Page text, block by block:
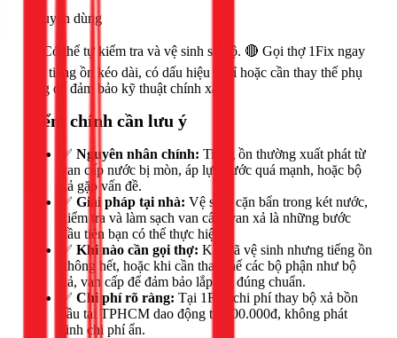
Khuyên dùng
🟢 Có thể tự kiểm tra và vệ sinh sơ bộ. 🔴 Gọi thợ 1Fix ngay
nếu tiếng ồn kéo dài, có dấu hiệu rò rỉ hoặc cần thay thế phụ
tùng để đảm bảo kỹ thuật chính xác.
Điểm chính cần lưu ý
✅ Nguyên nhân chính: Tiếng ồn thường xuất phát từ
van cấp nước bị mòn, áp lực nước quá mạnh, hoặc bộ
xả gặp vấn đề.
✅ Giải pháp tại nhà: Vệ sinh cặn bẩn trong két nước,
kiểm tra và làm sạch van cấp, van xả là những bước
đầu tiên bạn có thể thực hiện.
✅ Khi nào cần gọi thợ: Khi đã vệ sinh nhưng tiếng ồn
không hết, hoặc khi cần thay thế các bộ phận như bộ
xả, van cấp để đảm bảo lắp đặt đúng chuẩn.
✅ Chi phí rõ ràng: Tại 1Fix, chi phí thay bộ xả bồn
cầu tại TPHCM dao động từ 400.000đ, không phát
sinh chi phí ẩn.